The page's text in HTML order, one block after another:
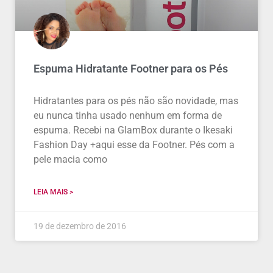
Espuma Hidratante Footner para os Pés
Hidratantes para os pés não são novidade, mas
eu nunca tinha usado nenhum em forma de
espuma. Recebi na GlamBox durante o Ikesaki
Fashion Day +aqui esse da Footner. Pés com a
pele macia como
LEIA MAIS >
19 de dezembro de 2016